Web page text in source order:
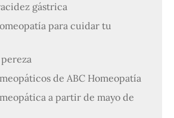
gástrica
para cuidar tu
de ABC Homeopatía
a partir de mayo de